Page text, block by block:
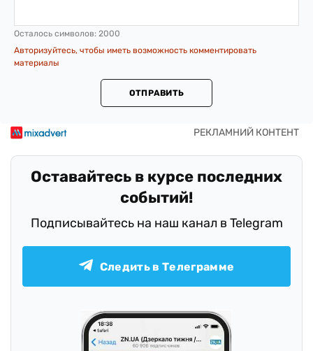
Осталось символов: 2000
Авторизуйтесь, чтобы иметь возможность комментировать
материалы
ОТПРАВИТЬ
Оставайтесь в курсе последних
событий!
Подписывайтесь на наш канал в Telegram
Следить в Телеграмме